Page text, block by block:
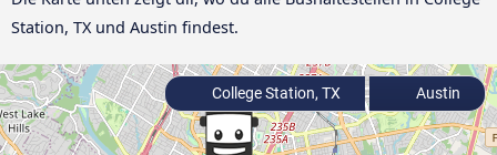
Station, TX und Austin findest.
College Station, TX Austin